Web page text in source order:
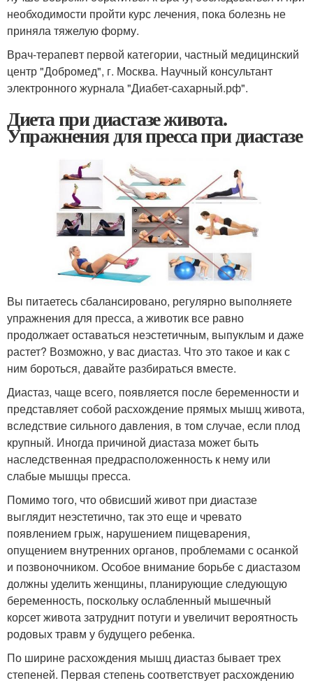
необходимости пройти курс лечения, пока болезнь не
приняла тяжелую форму.
Врач-терапевт первой категории, частный медицинский
центр "Добромед", г. Москва. Научный консультант
электронного журнала "Диабет-сахарный.рф".
Диета при диастазе живота.
Упражнения для пресса при диастазе
Вы питаетесь сбалансировано, регулярно выполняете
упражнения для пресса, а животик все равно
продолжает оставаться неэстетичным, выпуклым и даже
растет? Возможно, у вас диастаз. Что это такое и как с
ним бороться, давайте разбираться вместе.
Диастаз, чаще всего, появляется после беременности и
представляет собой расхождение прямых мышц живота,
вследствие сильного давления, в том случае, если плод
крупный. Иногда причиной диастаза может быть
наследственная предрасположенность к нему или
слабые мышцы пресса.
Помимо того, что обвисший живот при диастазе
выглядит неэстетично, так это еще и чревато
появлением грыж, нарушением пищеварения,
опущением внутренних органов, проблемами с осанкой
и позвоночником. Особое внимание борьбе с диастазом
должны уделить женщины, планирующие следующую
беременность, поскольку ослабленный мышечный
корсет живота затруднит потуги и увеличит вероятность
родовых травм у будущего ребенка.
По ширине расхождения мышц диастаз бывает трех
степеней. Первая степень соответствует расхождению